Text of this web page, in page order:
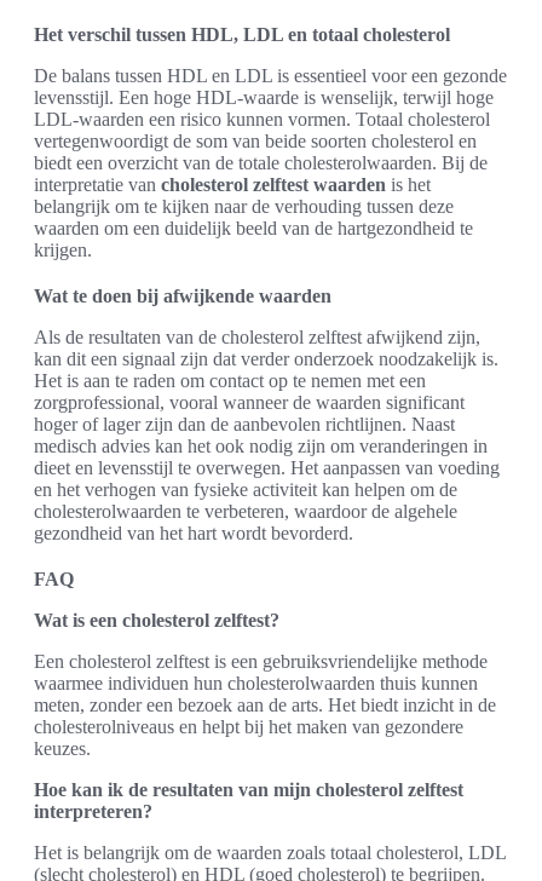
Het verschil tussen HDL, LDL en totaal cholesterol
De balans tussen HDL en LDL is essentieel voor een gezonde
levensstijl. Een hoge HDL-waarde is wenselijk, terwijl hoge
LDL-waarden een risico kunnen vormen. Totaal cholesterol
vertegenwoordigt de som van beide soorten cholesterol en
biedt een overzicht van de totale cholesterolwaarden. Bij de
interpretatie van cholesterol zelftest waarden is het
belangrijk om te kijken naar de verhouding tussen deze
waarden om een duidelijk beeld van de hartgezondheid te
krijgen.
Wat te doen bij afwijkende waarden
Als de resultaten van de cholesterol zelftest afwijkend zijn,
kan dit een signaal zijn dat verder onderzoek noodzakelijk is.
Het is aan te raden om contact op te nemen met een
zorgprofessional, vooral wanneer de waarden significant
hoger of lager zijn dan de aanbevolen richtlijnen. Naast
medisch advies kan het ook nodig zijn om veranderingen in
dieet en levensstijl te overwegen. Het aanpassen van voeding
en het verhogen van fysieke activiteit kan helpen om de
cholesterolwaarden te verbeteren, waardoor de algehele
gezondheid van het hart wordt bevorderd.
FAQ
Wat is een cholesterol zelftest?
Een cholesterol zelftest is een gebruiksvriendelijke methode
waarmee individuen hun cholesterolwaarden thuis kunnen
meten, zonder een bezoek aan de arts. Het biedt inzicht in de
cholesterolniveaus en helpt bij het maken van gezondere
keuzes.
Hoe kan ik de resultaten van mijn cholesterol zelftest
interpreteren?
Het is belangrijk om de waarden zoals totaal cholesterol, LDL
(slecht cholesterol) en HDL (goed cholesterol) te begrijpen.